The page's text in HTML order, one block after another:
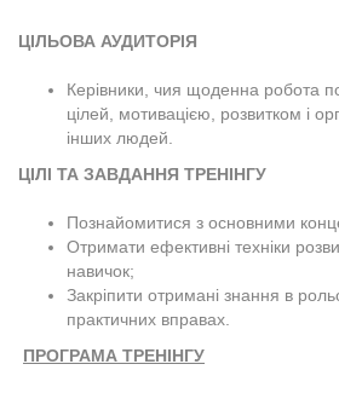
ЦІЛЬОВА АУДИТОРІЯ
Керівники, чия щоденна робота
цілей, мотивацією, розвитком і
інших людей.
ЦІЛІ ТА ЗАВДАННЯ ТРЕНІНГУ
Познайомитися з основними
Отримати ефективні техніки
навичок;
Закріпити отримані знання в
практичних вправах.
ПРОГРАМА ТРЕНІНГУ